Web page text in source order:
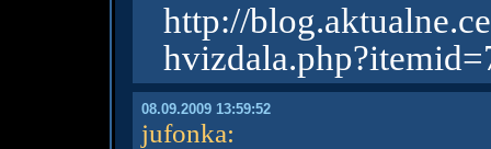
http://
08.09.2009 13:59:52
jufonka: